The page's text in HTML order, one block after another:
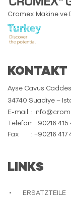
Cromex Makine ve
KONTAKT
Ayse Cavus Caddesi
34740 Suadiye –
E-mail
:
Telefon: +90216 415
Fax
: +90216 417
LINKS
ERSATZTEILE